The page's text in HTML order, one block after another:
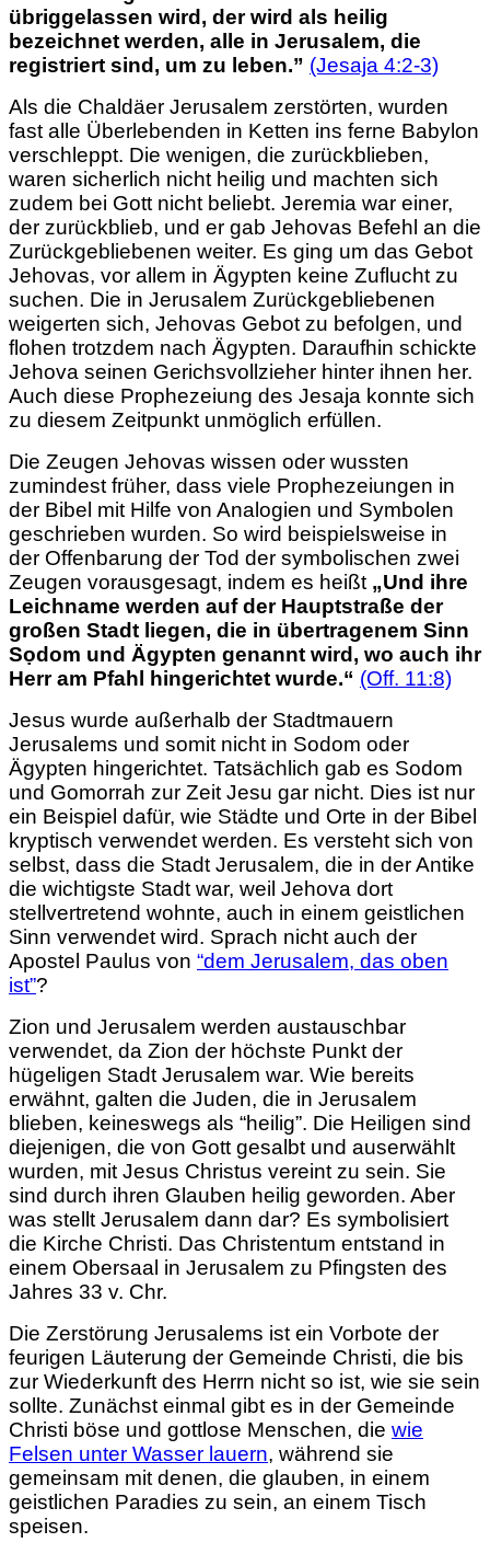
übriggelassen wird, der wird als heilig
bezeichnet werden, alle in Jerusalem, die
registriert sind, um zu leben.” (Jesaja 4:2-3)
Als die Chaldäer Jerusalem zerstörten, wurden
fast alle Überlebenden in Ketten ins ferne Babylon
verschleppt. Die wenigen, die zurückblieben,
waren sicherlich nicht heilig und machten sich
zudem bei Gott nicht beliebt. Jeremia war einer,
der zurückblieb, und er gab Jehovas Befehl an die
Zurückgebliebenen weiter. Es ging um das Gebot
Jehovas, vor allem in Ägypten keine Zuflucht zu
suchen. Die in Jerusalem Zurückgebliebenen
weigerten sich, Jehovas Gebot zu befolgen, und
flohen trotzdem nach Ägypten. Daraufhin schickte
Jehova seinen Gerichsvollzieher hinter ihnen her.
Auch diese Prophezeiung des Jesaja konnte sich
zu diesem Zeitpunkt unmöglich erfüllen.
Die Zeugen Jehovas wissen oder wussten
zumindest früher, dass viele Prophezeiungen in
der Bibel mit Hilfe von Analogien und Symbolen
geschrieben wurden. So wird beispielsweise in
der Offenbarung der Tod der symbolischen zwei
Zeugen vorausgesagt, indem es heißt „Und ihre
Leichname werden auf der Hauptstraße der
großen Stadt liegen, die in übertragenem Sinn
Sọdom und Ägypten genannt wird, wo auch ihr
Herr am Pfahl hingerichtet wurde.“ (Off. 11:8)
Jesus wurde außerhalb der Stadtmauern
Jerusalems und somit nicht in Sodom oder
Ägypten hingerichtet. Tatsächlich gab es Sodom
und Gomorrah zur Zeit Jesu gar nicht. Dies ist nur
ein Beispiel dafür, wie Städte und Orte in der Bibel
kryptisch verwendet werden. Es versteht sich von
selbst, dass die Stadt Jerusalem, die in der Antike
die wichtigste Stadt war, weil Jehova dort
stellvertretend wohnte, auch in einem geistlichen
Sinn verwendet wird. Sprach nicht auch der
Apostel Paulus von “dem Jerusalem, das oben
ist”?
Zion und Jerusalem werden austauschbar
verwendet, da Zion der höchste Punkt der
hügeligen Stadt Jerusalem war. Wie bereits
erwähnt, galten die Juden, die in Jerusalem
blieben, keineswegs als “heilig”. Die Heiligen sind
diejenigen, die von Gott gesalbt und auserwählt
wurden, mit Jesus Christus vereint zu sein. Sie
sind durch ihren Glauben heilig geworden. Aber
was stellt Jerusalem dann dar? Es symbolisiert
die Kirche Christi. Das Christentum entstand in
einem Obersaal in Jerusalem zu Pfingsten des
Jahres 33 v. Chr.
Die Zerstörung Jerusalems ist ein Vorbote der
feurigen Läuterung der Gemeinde Christi, die bis
zur Wiederkunft des Herrn nicht so ist, wie sie sein
sollte. Zunächst einmal gibt es in der Gemeinde
Christi böse und gottlose Menschen, die wie
Felsen unter Wasser lauern, während sie
gemeinsam mit denen, die glauben, in einem
geistlichen Paradies zu sein, an einem Tisch
speisen.